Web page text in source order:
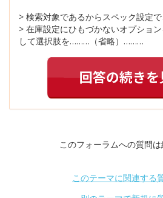
> 検索対象であるからスペック設定
> 在庫設定にひもづかないオプショ
して選択肢を………（省略）………
このフォーラムへの質問
このテーマに関連する